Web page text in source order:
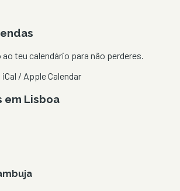
teu calendário para não perderes.
iCal / Apple Calendar
em Lisboa